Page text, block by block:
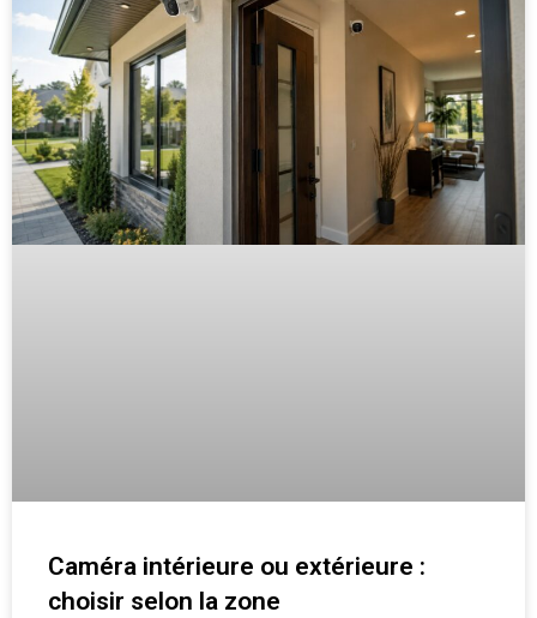
Caméra intérieure ou extérieure :
choisir selon la zone